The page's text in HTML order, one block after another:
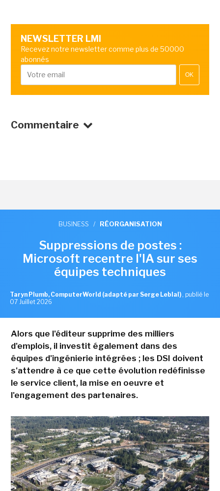
NEWSLETTER LMI
Recevez notre newsletter comme plus de 50000
abonnés
OK
Commentaire
BUSINESS / RÉORGANISATION
Suppressions de postes :
Microsoft recentre l'IA sur ses
équipes techniques
Taryn Plumb, ComputerWorld (adapté par Serge Leblal) , publié le
07 Juillet 2026
Alors que l'éditeur supprime des milliers
d'emplois, il investit également dans des
équipes d'ingénierie intégrées ; les DSI doivent
s'attendre à ce que cette évolution redéfinisse
le service client, la mise en oeuvre et
l'engagement des partenaires.